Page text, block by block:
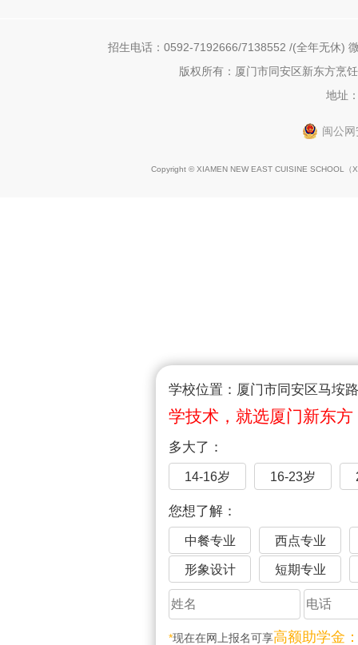
学校位置：厦门市同安区马垵
学技术，就选厦门新东方
多大了：
14-16岁 16-23岁
您想了解：
中餐专业 西点专业
形象设计 短期专业
*现在在网上报名可享高额助学金
招生电话：0592-7192666/7138552 /(全年无休)
版权所有：厦门市同安区新东方烹
地址
闽公
Copyright © XIAMEN NEW EAST CUISINE SCHOOL（